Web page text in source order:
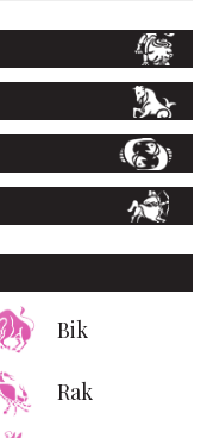
Bik
Rak